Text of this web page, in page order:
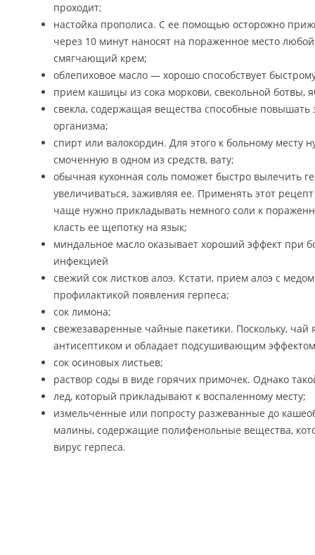
проходит;
настойка прополиса. С ее помощью осторожно
через 10 минут наносят на пораженное место
смягчающий крем;
облепиховое масло — хорошо способствует
прием кашицы из сока моркови, свекольной ботвы,
свекла, содержащая вещества способные
организма;
спирт или валокордин. Для этого к больному месту
смоченную в одном из средств, вату;
обычная кухонная соль поможет быстро вылечить
увеличиваться, заживляя ее. Применять этот
чаще нужно прикладывать немного соли к
класть ее щепотку на язык;
миндальное масло оказывает хороший эффект при
инфекцией
свежий сок листков алоэ. Кстати, прием алоэ с
профилактикой появления герпеса;
сок лимона;
свежезаваренные чайные пакетики. Поскольку, чай
антисептиком и обладает подсушивающим
сок осиновых листьев;
раствор соды в виде горячих примочек. Однако
лед, который прикладывают к воспаленному месту;
измельченные или попросту разжеванные до
малины, содержащие полифенольные вещества,
вирус герпеса.